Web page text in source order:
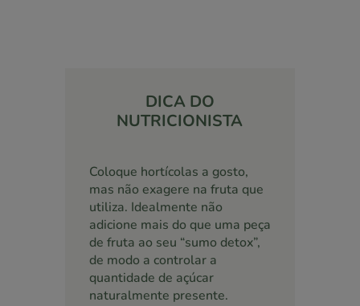
DICA DO
NUTRICIONISTA
Coloque hortícolas a gosto,
mas não exagere na fruta que
utiliza. Idealmente não
adicione mais do que uma peça
de fruta ao seu “sumo detox”,
de modo a controlar a
quantidade de açúcar
naturalmente presente.